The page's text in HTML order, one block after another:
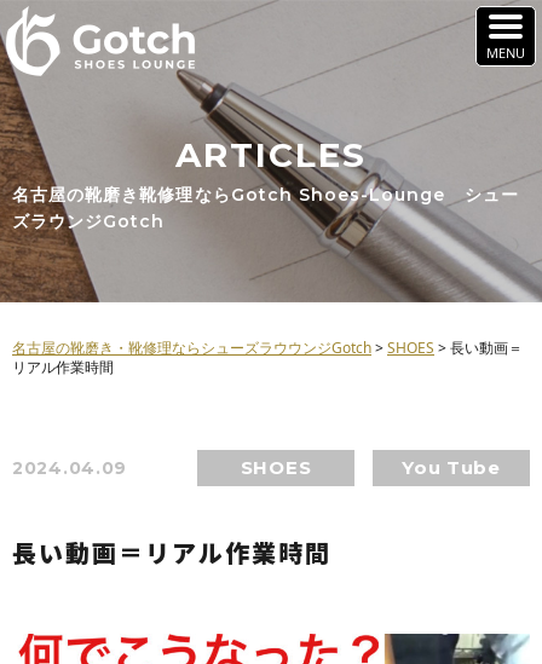
ARTICLES
名古屋の靴磨き靴修理ならGotch Shoes-Lounge シュー
ズラウンジGotch
名古屋の靴磨き・靴修理ならシューズラウウンジGotch>SHOES >長い動画＝
リアル作業時間
2024.04.09 SHOES You Tube
長い動画＝リアル作業時間